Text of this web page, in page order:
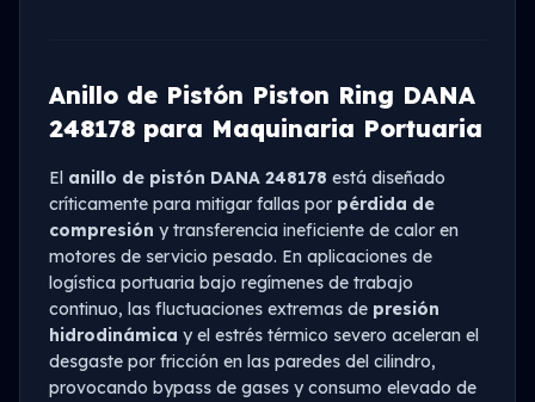
Anillo de Pistón Piston Ring DANA
248178 para Maquinaria Portuaria
El anillo de pistón DANA 248178 está diseñado
críticamente para mitigar fallas por pérdida de
compresión y transferencia ineficiente de calor en
motores de servicio pesado. En aplicaciones de
logística portuaria bajo regímenes de trabajo
continuo, las fluctuaciones extremas de presión
hidrodinámica y el estrés térmico severo aceleran el
desgaste por fricción en las paredes del cilindro,
provocando bypass de gases y consumo elevado de